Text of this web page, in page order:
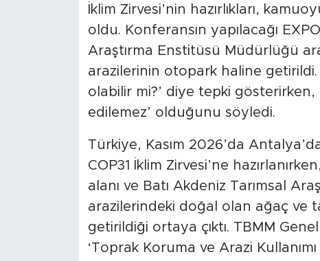
İklim Zirvesi’nin hazırlıkları,
oldu. Konferansın yapılacağı
Araştırma Enstitüsü Müdürlüğü
arazilerinin otopark haline
olabilir mi?’ diye tepki gösterirken,
edilemez’ olduğunu söyledi.
Türkiye, Kasım 2026’da
COP31 İklim Zirvesi’ne
alanı ve Batı Akdeniz Tarımsal
arazilerindeki doğal olan ağaç ve
getirildiği ortaya çıktı. TBMM
‘Toprak Koruma ve Arazi